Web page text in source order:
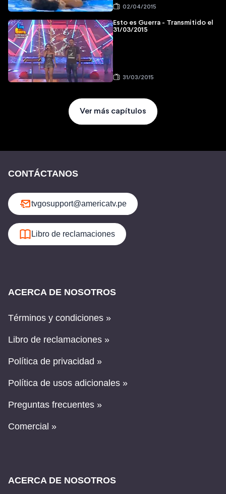
02/04/2015
Esto es Guerra - Transmitido el
31/03/2015
31/03/2015
Ver más capítulos
CONTÁCTANOS
tvgosupport@americatv.pe
Libro de reclamaciones
ACERCA DE NOSOTROS
Términos y condiciones »
Libro de reclamaciones »
Política de privacidad »
Política de usos adicionales »
Preguntas frecuentes »
Comercial »
ACERCA DE NOSOTROS